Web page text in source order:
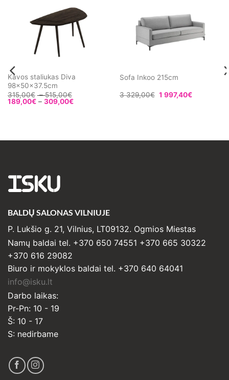
Kavos staliukas Diva
98x50x37.5cm
315,00€ – 515,00€
range:
189,00€ – 309,00€Price
Sofa Inkoo 215cm
3 329,00€ 1 997,40€
ISKU
BALDŲ SALONAS VILNIUJE
P. Lukšio g. 21, Vilnius, LT09132. Ogmios Miestas
Namų baldai tel. +370 650 74551 +370 665 30322
+370 616 29082
Biuro ir mokyklos baldai tel. +370 640 64041
info@isku.lt
Darbo laikas:
Pr-Pn: 10 - 19
Š: 10 - 17
S: nedirbame